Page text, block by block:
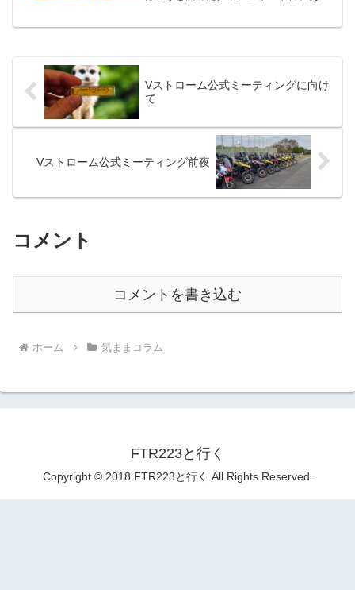
Vストローム公式ミーティングに向け
て
Vストローム公式ミーティング前夜
コメント
コメントを書き込む
ホーム 気ままコラム
FTR223と行く
Copyright © 2018 FTR223と行く All Rights Reserved.